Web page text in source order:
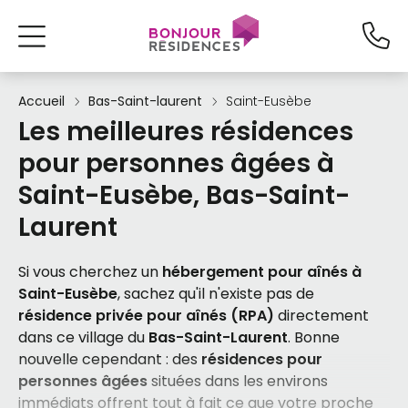
Accueil Bas-Saint-laurent Saint-Eusèbe
Les meilleures résidences
pour personnes âgées à
Saint-Eusèbe, Bas-Saint-
Laurent
Si vous cherchez un hébergement pour aînés à
Saint-Eusèbe, sachez qu'il n'existe pas de
résidence privée pour aînés (RPA) directement
dans ce village du Bas-Saint-Laurent. Bonne
nouvelle cependant : des résidences pour
personnes âgéessituées dans les environs
immédiats offrent tout à fait ce que votre proche